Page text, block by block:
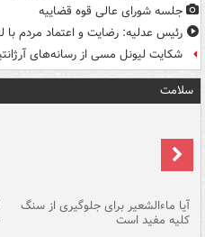
جلسه شورای عالی قوه قضاییه
رئیس عدلیه: رضایت و اعتماد مردم
شکایت لیونل مسی از رسانه‌های
سلامت
آیا ماءالشعیر برای جلوگیری از سنگ
کلیه مفید است